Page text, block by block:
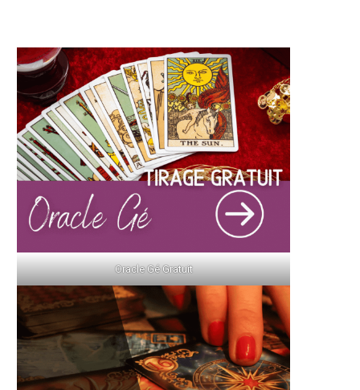
Oracle Gé Gratuit